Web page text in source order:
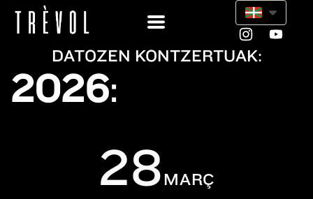
DATOZEN KONTZERTUAK:
2026:
28MARÇ